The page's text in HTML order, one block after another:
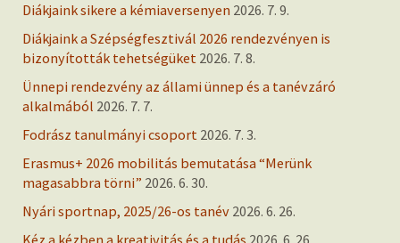
Diákjaink sikere a kémiaversenyen 2026. 7. 9.
Diákjaink a Szépségfesztivál 2026 rendezvényen is
bizonyították tehetségüket 2026. 7. 8.
Ünnepi rendezvény az állami ünnep és a tanévzáró
alkalmából 2026. 7. 7.
Fodrász tanulmányi csoport 2026. 7. 3.
Erasmus+ 2026 mobilitás bemutatása “Merünk
magasabbra törni” 2026. 6. 30.
Nyári sportnap, 2025/26-os tanév 2026. 6. 26.